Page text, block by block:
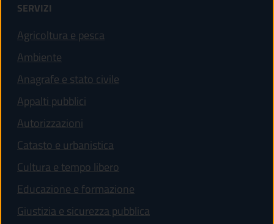
SERVIZI
Agricoltura e pesca
Ambiente
Anagrafe e stato civile
Appalti pubblici
Autorizzazioni
Catasto e urbanistica
Cultura e tempo libero
Educazione e formazione
Giustizia e sicurezza pubblica